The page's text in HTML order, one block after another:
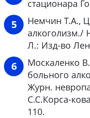
стационара
Немчин Т.А.,
алкоголизм./
Л.: Изд-во
Москаленко
больного
Журн.
С.С.Корса-
110.